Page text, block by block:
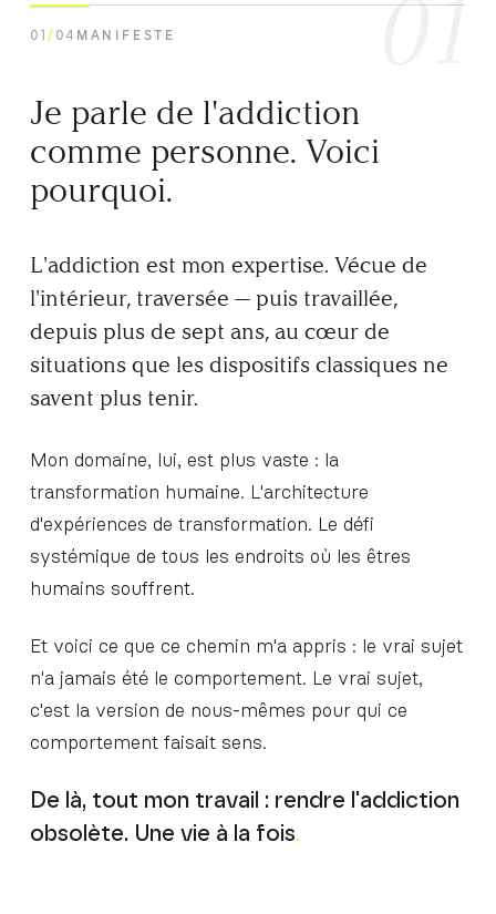
01/ 04 MANIFESTE 01
Je parle de l'addiction
comme personne. Voici
pourquoi.
L'addiction est mon expertise. Vécue de
l'intérieur, traversée — puis travaillée,
depuis plus de sept ans, au cœur de
situations que les dispositifs classiques ne
savent plus tenir.
Mon domaine, lui, est plus vaste : la
transformation humaine. L'architecture
d'expériences de transformation. Le défi
systémique de tous les endroits où les êtres
humains souffrent.
Et voici ce que ce chemin m'a appris : le vrai sujet
n'a jamais été le comportement. Le vrai sujet,
c'est la version de nous-mêmes pour qui ce
comportement faisait sens.
De là, tout mon travail : rendre l'addiction
obsolète. Une vie à la fois.